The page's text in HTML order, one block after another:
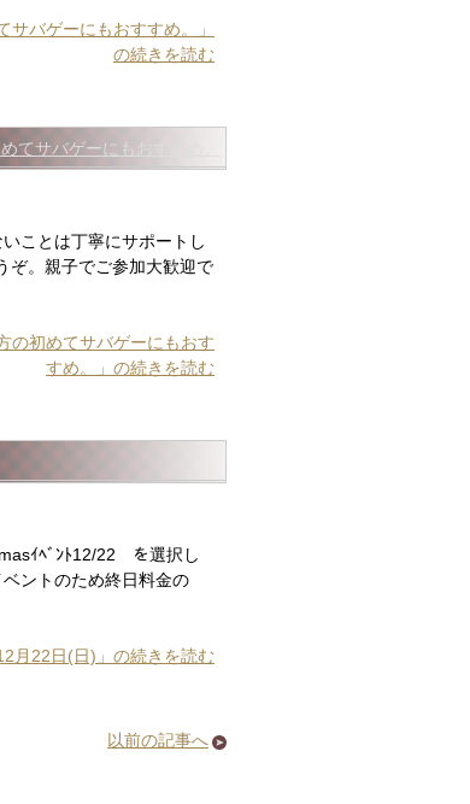
サバゲーにもおすすめ。」
の続きを読む
てサバゲーにもおすすめ。
ことは丁寧にサポートし
ぞ。親子でご参加大歓迎で
の初めてサバゲーにもおす
すめ。」の続きを読む
ｲﾍﾞﾝﾄ12/22 を選択し
ントのため終日料金の
月22日(日)」の続きを読む
以前の記事へ